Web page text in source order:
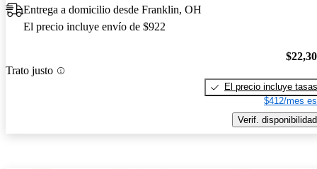
Entrega a domicilio desde Franklin, OH
El precio incluye envío de $922
Trato justo
El precio incluye tasas
$412/mes
Verif. disponibilidad